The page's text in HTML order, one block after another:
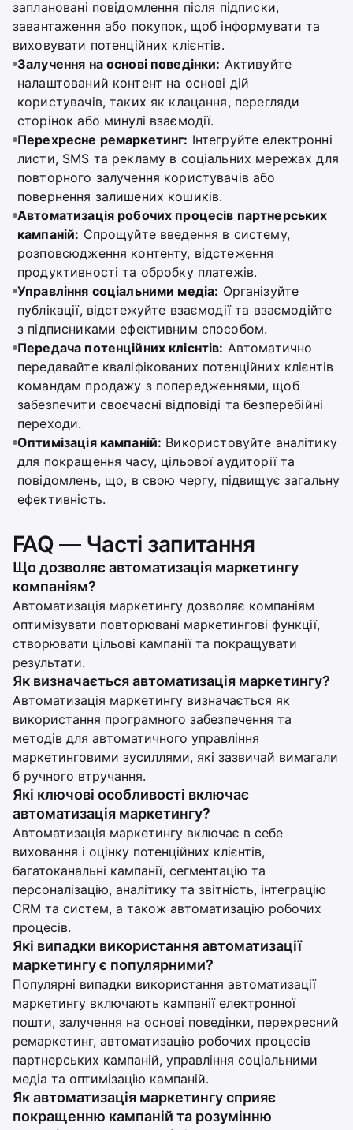
заплановані повідомлення після підписки,
завантаження або покупок, щоб інформувати та
виховувати потенційних клієнтів.
Залучення на основі поведінки: Активуйте
налаштований контент на основі дій
користувачів, таких як клацання, перегляди
сторінок або минулі взаємодії.
Перехресне ремаркетинг: Інтегруйте електронні
листи, SMS та рекламу в соціальних мережах для
повторного залучення користувачів або
повернення залишених кошиків.
Автоматизація робочих процесів партнерських
кампаній: Спрощуйте введення в систему,
розповсюдження контенту, відстеження
продуктивності та обробку платежів.
Управління соціальними медіа: Організуйте
публікації, відстежуйте взаємодії та взаємодійте
з підписниками ефективним способом.
Передача потенційних клієнтів: Автоматично
передавайте кваліфікованих потенційних клієнтів
командам продажу з попередженнями, щоб
забезпечити своєчасні відповіді та безперебійні
переходи.
Оптимізація кампаній: Використовуйте аналітику
для покращення часу, цільової аудиторії та
повідомлень, що, в свою чергу, підвищує загальну
ефективність.
FAQ — Часті запитання
Що дозволяє автоматизація маркетингу
компаніям?
Автоматизація маркетингу дозволяє компаніям
оптимізувати повторювані маркетингові функції,
створювати цільові кампанії та покращувати
результати.
Як визначається автоматизація маркетингу?
Автоматизація маркетингу визначається як
використання програмного забезпечення та
методів для автоматичного управління
маркетинговими зусиллями, які зазвичай вимагали
б ручного втручання.
Які ключові особливості включає
автоматизація маркетингу?
Автоматизація маркетингу включає в себе
виховання і оцінку потенційних клієнтів,
багатоканальні кампанії, сегментацію та
персоналізацію, аналітику та звітність, інтеграцію
CRM та систем, а також автоматизацію робочих
процесів.
Які випадки використання автоматизації
маркетингу є популярними?
Популярні випадки використання автоматизації
маркетингу включають кампанії електронної
пошти, залучення на основі поведінки, перехресний
ремаркетинг, автоматизацію робочих процесів
партнерських кампаній, управління соціальними
медіа та оптимізацію кампаній.
Як автоматизація маркетингу сприяє
покращенню кампаній та розумінню